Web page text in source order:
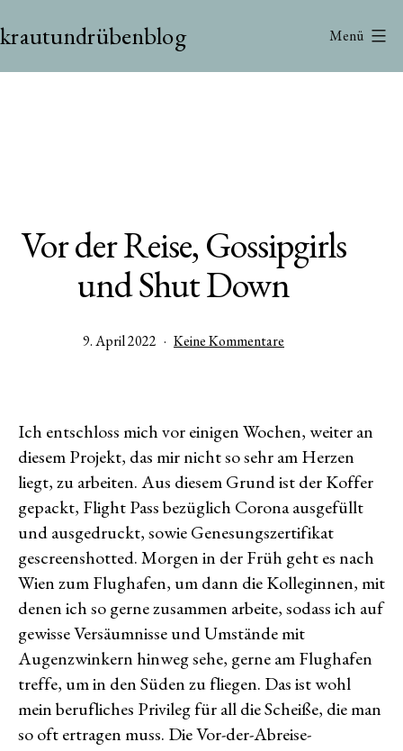
Inhalt
krautundrübenblog Menü
Vor der Reise, Gossipgirls
und Shut Down
Veröffentlicht
9. April 2022 Keine Kommentare
und
Shut
Down
Ich entschloss mich vor einigen Wochen, weiter an
diesem Projekt, das mir nicht so sehr am Herzen
liegt, zu arbeiten. Aus diesem Grund ist der Koffer
gepackt, Flight Pass bezüglich Corona ausgefüllt
und ausgedruckt, sowie Genesungszertifikat
gescreenshotted. Morgen in der Früh geht es nach
Wien zum Flughafen, um dann die Kolleginnen, mit
denen ich so gerne zusammen arbeite, sodass ich auf
gewisse Versäumnisse und Umstände mit
Augenzwinkern hinweg sehe, gerne am Flughafen
treffe, um in den Süden zu fliegen. Das ist wohl
mein berufliches Privileg für all die Scheiße, die man
so oft ertragen muss. Die Vor-der-Abreise-